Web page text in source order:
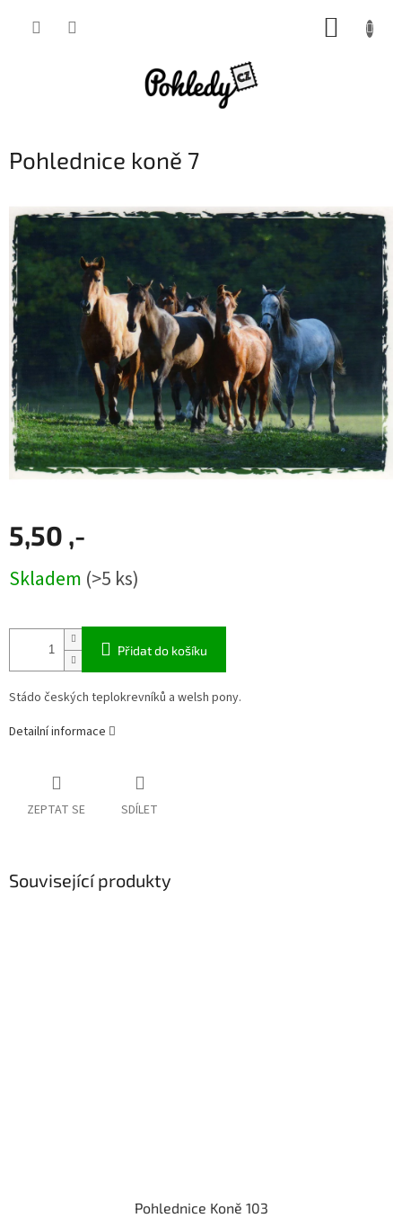
Pohlednice koně 7
5,50 ,-
cena:
Skladem (>5 ks)
Přidat do košíku
Stádo českých teplokrevníků a welsh pony.
Detailní informace
ZEPTAT SE SDÍLET
Související produkty
Pohlednice Koně 103